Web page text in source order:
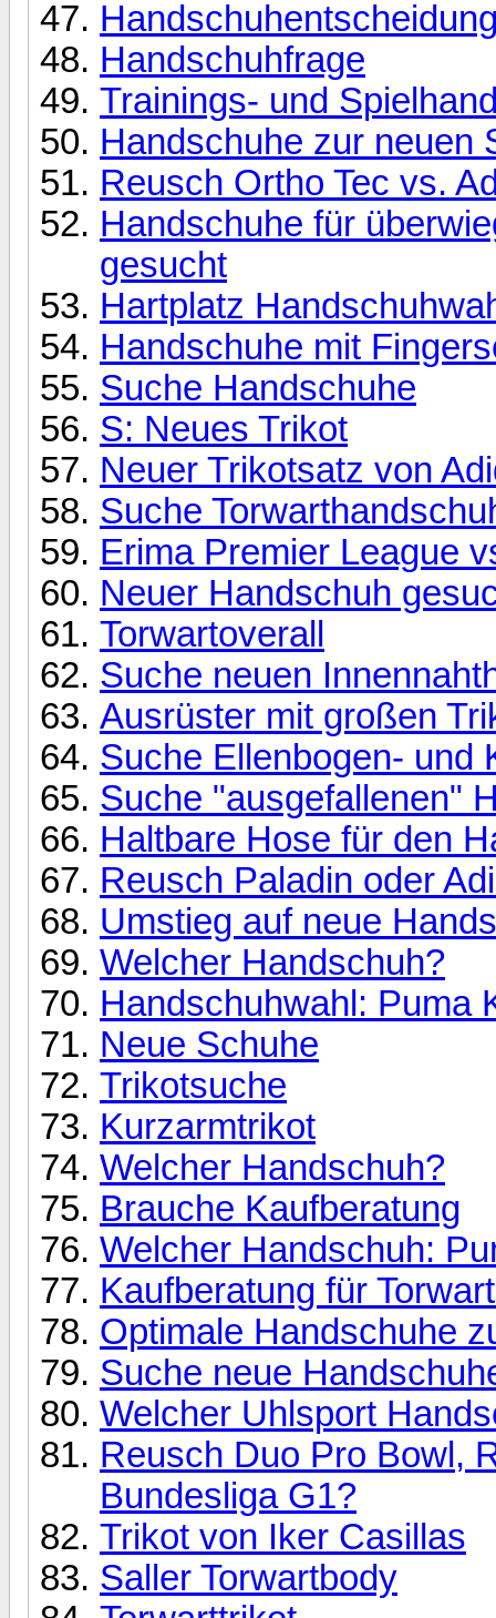
Handschuhfrage
Trainings- und
Handschuhe zur neuen
Reusch Ortho Tec vs.
Handschuhe für
gesucht
Hartplatz
Handschuhe mit
Suche Handschuhe
S: Neues Trikot
Neuer Trikotsatz von
Suche
Erima Premier League
Neuer Handschuh
Torwartoverall
Suche neuen
Ausrüster mit großen
Suche Ellenbogen- und
Suche "ausgefallenen"
Haltbare Hose für den
Reusch Paladin oder
Umstieg auf neue
Welcher Handschuh?
Handschuhwahl: Puma
Neue Schuhe
Trikotsuche
Kurzarmtrikot
Welcher Handschuh?
Brauche Kaufberatung
Welcher Handschuh:
Kaufberatung für
Optimale Handschuhe
Suche neue
Welcher Uhlsport
Reusch Duo Pro Bowl,
Bundesliga G1?
Trikot von Iker Casillas
Saller Torwartbody